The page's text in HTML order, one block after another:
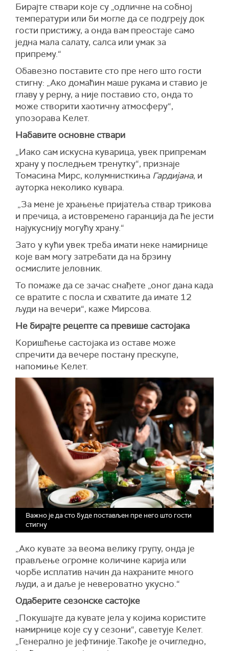
Бирајте ствари које су „одличне на собној
температури или би могле да се подгреју док
гости пристижу, а онда вам преостаје само
једна мала салату, салса или умак за
припрему.“
Обавезно поставите сто пре него што гости
стигну: „Ако домаћин маше рукама и ставио је
главу у рерну, а није поставио сто, онда то
може створити хаотичну атмосферу“,
упозорава Келет.
Набавите основне ствари
„Иако сам искусна куварица, увек припремам
храну у последњем тренутку“, признаје
Томасина Мирс, колумнисткиња Гардијана, и
ауторка неколико кувара.
„За мене је храњење пријатеља ствар трикова
и пречица, а истовремено гаранција да ће јести
најукуснију могућу храну.“
Зато у кући увек треба имати неке намирнице
које вам могу затребати да на брзину
осмислите јеловник.
То помаже да се зачас снађете „оног дана када
се вратите с посла и схватите да имате 12
људи на вечери“, каже Мирсова.
Не бирајте рецепте са превише састојака
Коришћење састојака из оставе може
спречити да вечере постану прескупе,
напомиње Келет.
Важно је да сто буде постављен пре него што гости
стигну
„Ако кувате за веома велику групу, онда је
прављење огромне количине карија или
чорбе исплатив начин да нахраните много
људи, а и даље је невероватно укусно.“
Одаберите сезонске састојке
„Покушајте да кувате јела у којима користите
намирнице које су у сезони“, саветује Келет.
„Генерално је јефтиније.Такође је очигледно,